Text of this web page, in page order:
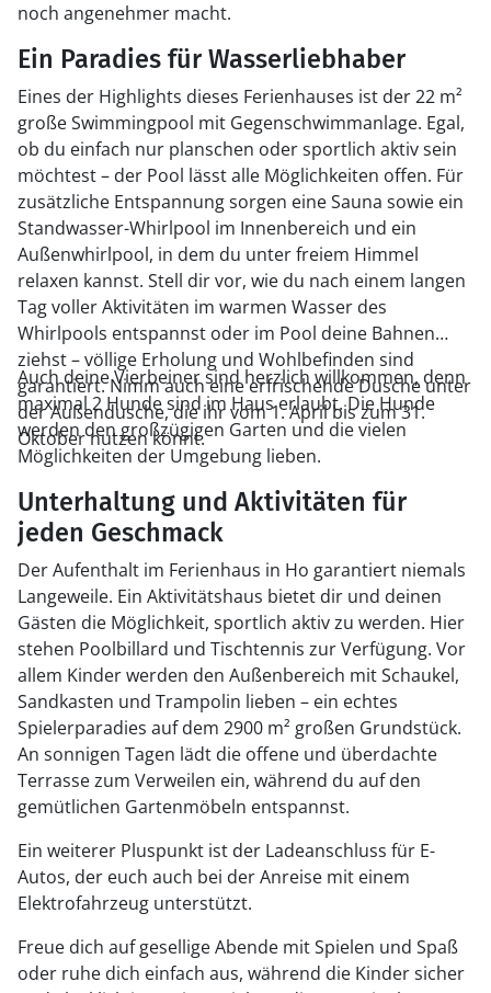
noch angenehmer macht.
Ein Paradies für Wasserliebhaber
Eines der Highlights dieses Ferienhauses ist der 22 m²
große Swimmingpool mit Gegenschwimmanlage. Egal,
ob du einfach nur planschen oder sportlich aktiv sein
möchtest – der Pool lässt alle Möglichkeiten offen. Für
zusätzliche Entspannung sorgen eine Sauna sowie ein
Standwasser-Whirlpool im Innenbereich und ein
Außenwhirlpool, in dem du unter freiem Himmel
relaxen kannst. Stell dir vor, wie du nach einem langen
Tag voller Aktivitäten im warmen Wasser des
Whirlpools entspannst oder im Pool deine Bahnen
ziehst – völlige Erholung und Wohlbefinden sind
garantiert. Nimm auch eine erfrischende Dusche unter
der Außendusche, die ihr vom 1. April bis zum 31.
Oktober nutzen könnt.
Auch deine Vierbeiner sind herzlich willkommen, denn
maximal 2 Hunde sind im Haus erlaubt. Die Hunde
werden den großzügigen Garten und die vielen
Möglichkeiten der Umgebung lieben.
Unterhaltung und Aktivitäten für
jeden Geschmack
Der Aufenthalt im Ferienhaus in Ho garantiert niemals
Langeweile. Ein Aktivitätshaus bietet dir und deinen
Gästen die Möglichkeit, sportlich aktiv zu werden. Hier
stehen Poolbillard und Tischtennis zur Verfügung. Vor
allem Kinder werden den Außenbereich mit Schaukel,
Sandkasten und Trampolin lieben – ein echtes
Spielerparadies auf dem 2900 m² großen Grundstück.
An sonnigen Tagen lädt die offene und überdachte
Terrasse zum Verweilen ein, während du auf den
gemütlichen Gartenmöbeln entspannst.
Ein weiterer Pluspunkt ist der Ladeanschluss für E-
Autos, der euch auch bei der Anreise mit einem
Elektrofahrzeug unterstützt.
Freue dich auf gesellige Abende mit Spielen und Spaß
oder ruhe dich einfach aus, während die Kinder sicher